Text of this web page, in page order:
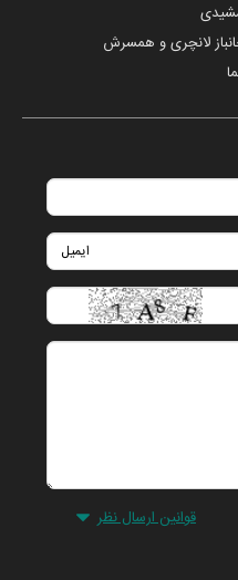
لانچری و همسرش
قوانین ارسال نظر